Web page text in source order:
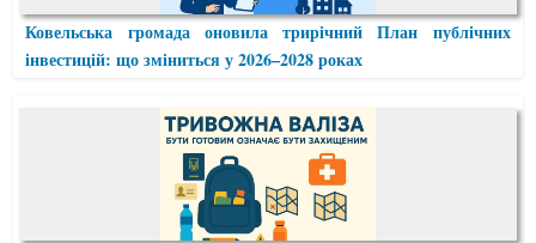
Ковельська громада оновила трирічний План публічних
інвестицій: що зміниться у 2026–2028 роках